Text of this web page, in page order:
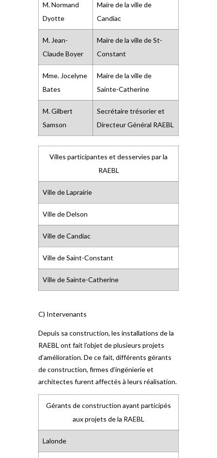
M. Normand
Dyotte
Maire de la ville de
Candiac
M. Jean-
Claude Boyer
Maire de la ville de St-
Constant
Mme. Jocelyne
Bates
Maire de la ville de
Sainte-Catherine
M. Gilbert
Samson
Secrétaire trésorier et
Directeur Général RAEBL
Villes participantes et desservies par la
RAEBL
Ville de Laprairie
Ville de Delson
Ville de Candiac
Ville de Saint-Constant
Ville de Sainte-Catherine
C) Intervenants
Depuis sa construction, les installations de la
RAEBL ont fait l’objet de plusieurs projets
d’amélioration. De ce fait, différents gérants
de construction, firmes d’ingénierie et
architectes furent affectés à leurs réalisation.
Gérants de construction ayant participés
aux projets de la RAEBL
Lalonde